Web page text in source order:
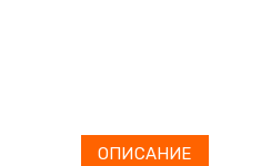
ОПИСАНИЕ